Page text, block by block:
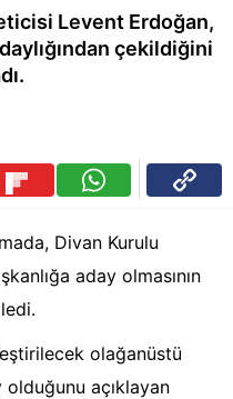
Levent Erdoğan,
çekildiğini
Divan Kurulu
aday olmasının
olağanüstü
açıklayan